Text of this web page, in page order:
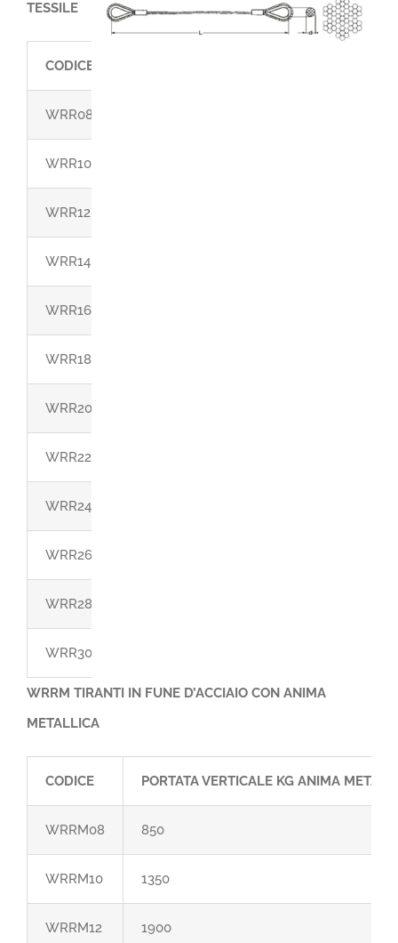
TESSILE
CODICE
WRR08
WRR10
WRR12
WRR14
WRR16
WRR18
WRR20
WRR22
WRR24
WRR26
WRR28
WRR30
WRRM TIRANTI IN FUNE D’ACCIAIO CON ANIMA
METALLICA
CODICE PORTATA VERTICALE KG ANIMA
WRRM08 850
WRRM10 1350
WRRM12 1900